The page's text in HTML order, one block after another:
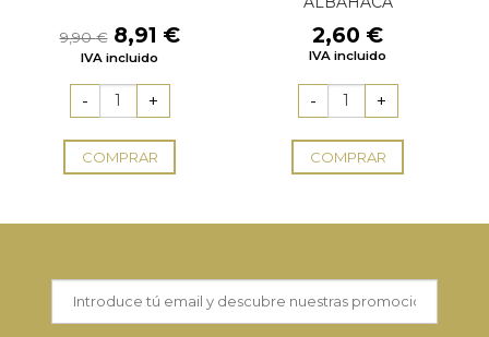
9,90€ El
precio
era:
9,90 €.
8,91 €El
IVA incluido
COMPRAR
2,60 €
IVA incluido
COMPRAR